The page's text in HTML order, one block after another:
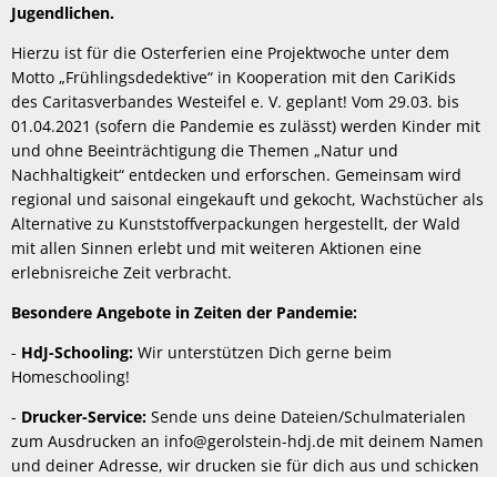
Jugendlichen.
Hierzu ist für die Osterferien eine Projektwoche unter dem
Motto „Frühlingsdedektive“ in Kooperation mit den CariKids
des Caritasverbandes Westeifel e. V. geplant! Vom 29.03. bis
01.04.2021 (sofern die Pandemie es zulässt) werden Kinder mit
und ohne Beeinträchtigung die Themen „Natur und
Nachhaltigkeit“ entdecken und erforschen. Gemeinsam wird
regional und saisonal eingekauft und gekocht, Wachstücher als
Alternative zu Kunststoffverpackungen hergestellt, der Wald
mit allen Sinnen erlebt und mit weiteren Aktionen eine
erlebnisreiche Zeit verbracht.
Besondere Angebote in Zeiten der Pandemie:
- HdJ-Schooling: Wir unterstützen Dich gerne beim
Homeschooling!
- Drucker-Service: Sende uns deine Dateien/Schulmaterialen
zum Ausdrucken an info@gerolstein-hdj.de mit deinem Namen
und deiner Adresse, wir drucken sie für dich aus und schicken